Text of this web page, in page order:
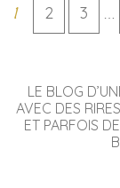
1 2 3
LE BLOG
AVEC DES
ET PARFOIS